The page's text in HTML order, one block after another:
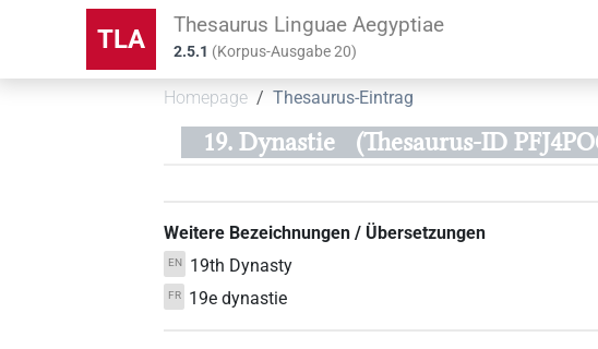
TLA Thesaurus Linguae Aegyptiae
2.5.1 (Korpus-Ausgabe20)
Homepage Thesaurus-Eintrag
19. Dynastie (Thesaurus-ID
Weitere Bezeichnungen / Übersetzungen
EN 19th Dynasty
FR 19e dynastie